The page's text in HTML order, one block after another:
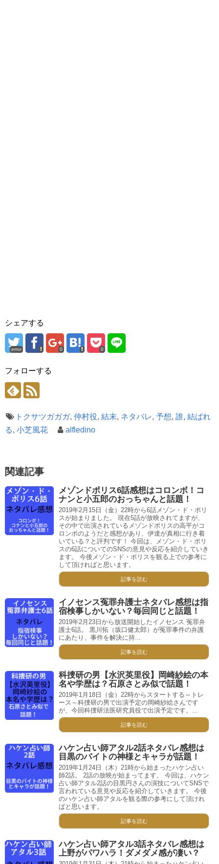
シェアする
error 0 0
フォローする
トクサツガガガ, 仲村役, 結末, ネタバレ, 予想, 誰, 結ばれ
る, 小芝風花 alfledino
関連記事
メゾンドポリス6話感想はコロンボ！コ
ナンと小五郎のおっちゃんと話題！
2019年2月15日（金）22時から6話メゾン・ド・ポリ
スが始まりました。 現在5話が放映されてますが、
その中で出演されているメゾンドポリスの高平がコ
ロンボのようだと感想があり、伊達が真相に行き着
いている？と評判です！ 今回は、メゾン・ド・ポリ
スの6話についてのSNSの意見や反応を紹介していき
ます。 今後メゾン・ド・ポリスを観る上での参考に
して頂ければと思います。
記事を読む
イノセンス冤罪弁護士ネタバレ感想は指
宿検事しかいない？毎回同じと話題！
2019年2月23日から放送開始したイノセンス 冤罪弁
護士6話。 黒川拓（坂口健太郎）が冤罪事件の弁護
にあたり、事件を解決に持...
記事を読む
科捜研の男【水沢英里役】岡崎紗絵の本
名や学歴は？石原さとみ似で話題！
2019年1月18日（金）22時からスタートする～トレ
ース～科捜研の男で出演予定の岡崎紗絵さんです
が、今回科捜研法医研究員役で出演予定です。...
記事を読む
ハケン占い師アタル2話ネタバレ感想は
目黒のバイトの神様とキャラが話題！
2019年1月24日（木）21時から始まったハケン占い
師2話。 2話の放映が始まってます。 今回は、ハケン
占い師アタル2話の目黒円さんの演技についてSNSで
言われている意見や反応を紹介していきます。 今後
のハケン占い師アタルを観る際の参考にして頂けれ
ばと思います。
記事を読む
ハケン占い師アタル3話ネタバレ感想は
上野がパワハラ！ダメダメ感が凄い？